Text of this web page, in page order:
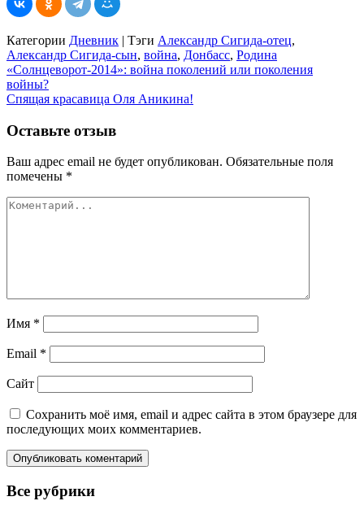
Категории Дневник | Тэги Александр Сигида-отец,
Александр Сигида-сын, война, Донбасс, Родина
Навигация
по
«Солнцеворот-2014»: война поколений или поколения
войны?
Спящая красавица Оля Аникина!
Оставьте отзыв
Ваш адрес email не будет опубликован. Обязательные поля
помечены *
Имя *
Email *
Сайт
Сохранить моё имя, email и адрес сайта в этом браузере для
последующих моих комментариев.
Все рубрики